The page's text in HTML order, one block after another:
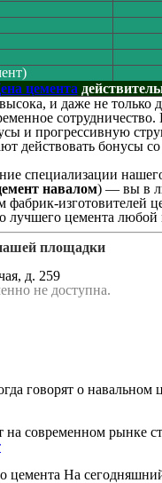
цемента
и даже не
и прогрессивную
действовать бонусы
специализации
навалом) — вы в
фабрик-
лучшего цемента любой
площадки
д. 259
не доступна.
говорят о
современном рынке
цемента На